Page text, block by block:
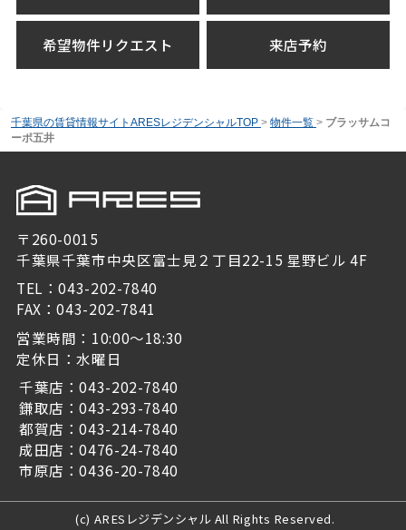
希望物件リクエスト 来店予約
千葉県の賃貸情報サイトARESレジデンシャルTOP > 物件一覧 > ブラッサムコ
ーポ五井
〒260-0015
千葉県千葉市中央区富士見２丁目22-15 星野ビル 4F
TEL：043-202-7840
FAX：043-202-7841
営業時間：10:00～18:30
定休日：水曜日
千葉店：043-202-7840
鎌取店：043-293-7840
都賀店：043-214-7840
成田店：0476-24-7840
市原店：0436-20-7840
(c) ARESレジデンシャル All Rights Reserved.